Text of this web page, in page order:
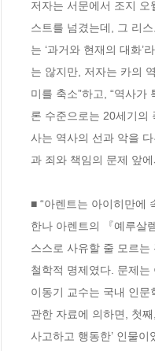
저자는 서문에서 조지
스트를 넘겼는데, 그 리
는 ‘과거와 현재의 대화
는 않지만, 저자는 카의
미를 축소”하고, “역사
론 수준으로는 20세기의
사는 역사의 선과 악을
과 죄와 책임의 문제 앞
■ “아렌트는 아이히만에
한나 아렌트의 『예루살
스스로 사유할 줄 모르는
철학적 명제였다. 문제는
이동기 교수는 국내 인문
관한 자료에 의하면, 첫
사고하고 행동한’ 인물